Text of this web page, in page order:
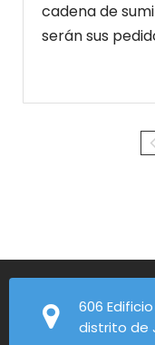
cadena de
serán sus
606
distrito de